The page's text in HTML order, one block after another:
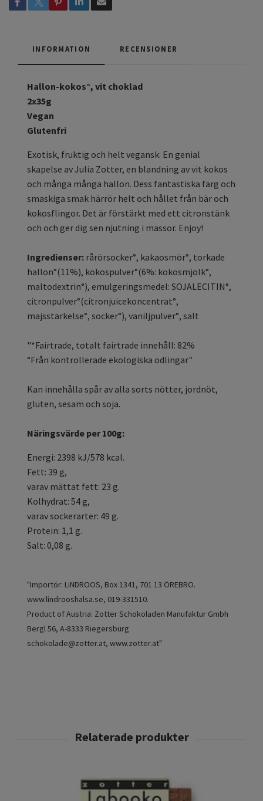
INFORMATION RECENSIONER
Hallon-kokos°, vit choklad
2x35g
Vegan
Glutenfri
Exotisk, fruktig och helt vegansk: En genial
skapelse av Julia Zotter, en blandning av vit kokos
och många många hallon. Dess fantastiska färg och
smaskiga smak härrör helt och hållet från bär och
kokosflingor. Det är förstärkt med ett citronstänk
och och ger dig sen njutning i massor. Enjoy!
Ingredienser: rårörsocker°, kakaosmör°, torkade
hallon°(11%), kokospulver°(6%: kokosmjölk°,
maltodextrin°), emulgeringsmedel: SOJALECITIN°,
citronpulver°(citronjuicekoncentrat°,
majsstärkelse°, socker°), vaniljpulver°, salt
"*Fairtrade, totalt fairtrade innehåll: 82%
°Från kontrollerade ekologiska odlingar"
Kan innehålla spår av alla sorts nötter, jordnöt,
gluten, sesam och soja.
Näringsvärde per 100g:
Energi: 2398 kJ/578 kcal.
Fett: 39 g,
varav mättat fett: 23 g.
Kolhydrat: 54 g,
varav sockerarter: 49 g.
Protein: 1,1 g.
Salt: 0,08 g.
"Importör: LiNDROOS, Box 1341, 701 13 ÖREBRO.
www.lindrooshalsa.se, 019-331510.
Product of Austria: Zotter Schokoladen Manufaktur Gmbh
Bergl 56, A-8333 Riegersburg
schokolade@zotter.at, www.zotter.at"